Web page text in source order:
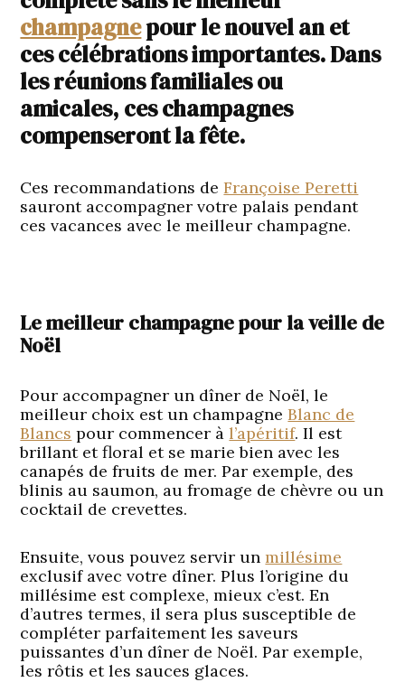
champagnepour le nouvel an et
ces célébrations importantes. Dans
les réunions familiales ou
amicales, ces champagnes
compenseront la fête.
Ces recommandations deFrançoise Peretti
sauront accompagner votre palais pendant
ces vacances avec le meilleur champagne.
Le meilleur champagne pour la veille de
Noël
Pour accompagner un dîner de Noël, le
meilleur choix est un champagneBlanc de
Blancs pour commencer àl’apéritif. Il est
brillant et floral et se marie bien avec les
canapés de fruits de mer. Par exemple, des
blinis au saumon, au fromage de chèvre ou un
cocktail de crevettes.
Ensuite, vous pouvez servir unmillésime
exclusif avec votre dîner. Plus l’origine du
millésime est complexe, mieux c’est. En
d’autres termes, il sera plus susceptible de
compléter parfaitement les saveurs
puissantes d’un dîner de Noël. Par exemple,
les rôtis et les sauces glaces.